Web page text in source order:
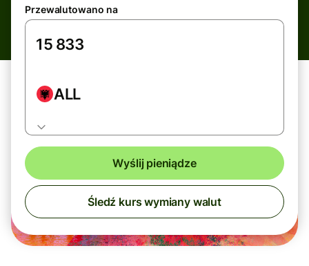
Przewalutowano na
ALL
Wyślij pieniądze
Śledź kurs wymiany walut